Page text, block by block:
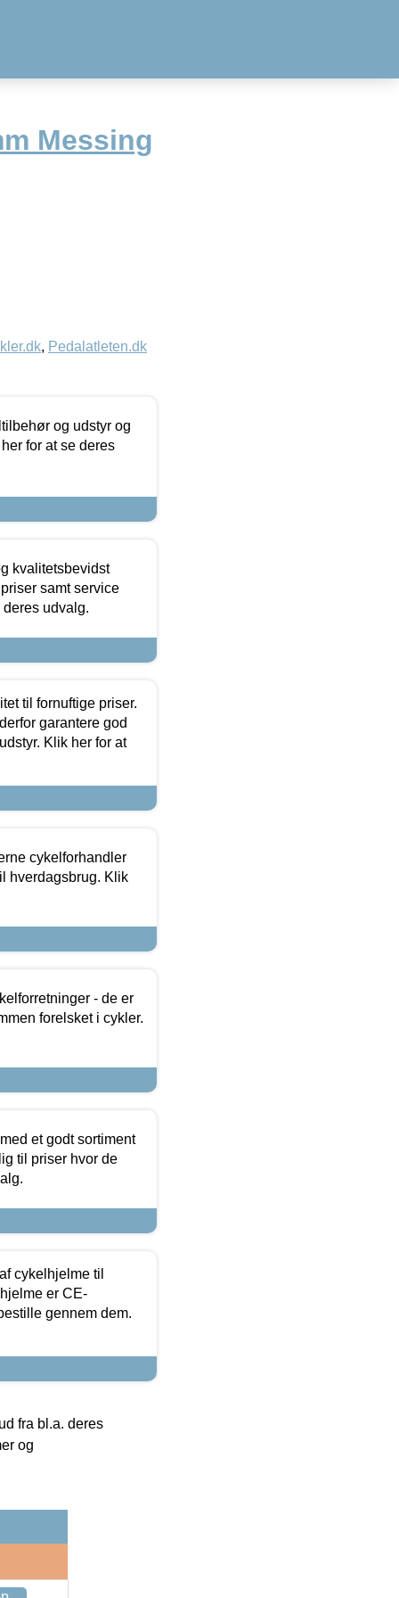
Messing
, Pedalatleten.dk
og udstyr og
for at se deres
kvalitetsbevidst
samt service
udvalg.
til fornuftige priser.
garantere god
Klik her for at
cykelforhandler
hverdagsbrug. Klik
- de er
forelsket i cykler.
et godt sortiment
til priser hvor de
cykelhjelme til
er CE-
gennem dem.
fra bl.a. deres
og